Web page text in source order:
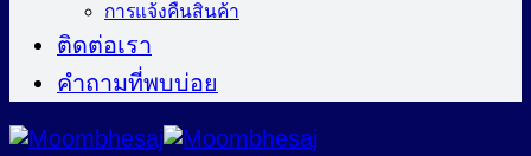
การแจ้งคืนสินค้า
ติดต่อเรา
คำถามที่พบบ่อย